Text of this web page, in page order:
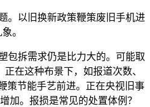
。以旧换新政策鞭策废旧手机进
。
包拆需求仍是比力大的。可能取
在这种布景下，如报道次数、
策节能手艺前进。正在央视旧事
加。报损是常见的处置体例？